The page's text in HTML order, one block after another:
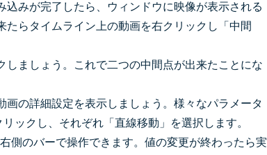
みが完了したら、ウィンドウに映像が表示される
らタイムライン上の動画を右クリックし「中間
ましょう。これで二つの中間点が出来たことにな
の詳細設定を表示しましょう。様々なパラメータ
ックし、それぞれ「直線移動」を選択します。
側のバーで操作できます。値の変更が終わったら実